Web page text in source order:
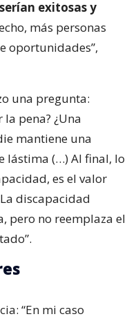
exitosas y
más personas
oportunidades”,
una pregunta:
pena? ¿Una
mantiene una
lástima (…) Al final, lo
es el valor
discapacidad
pero no reemplaza el
“En mi caso